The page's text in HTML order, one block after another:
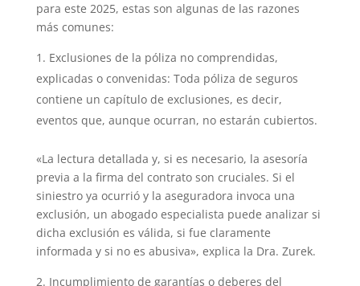
para este 2025, estas son algunas de las razones
más comunes:
Exclusiones de la póliza no comprendidas,
explicadas o convenidas: Toda póliza de seguros
contiene un capítulo de exclusiones, es decir,
eventos que, aunque ocurran, no estarán cubiertos.
«La lectura detallada y, si es necesario, la asesoría
previa a la firma del contrato son cruciales. Si el
siniestro ya ocurrió y la aseguradora invoca una
exclusión, un abogado especialista puede analizar si
dicha exclusión es válida, si fue claramente
informada y si no es abusiva», explica la Dra. Zurek.
Incumplimiento de garantías o deberes del